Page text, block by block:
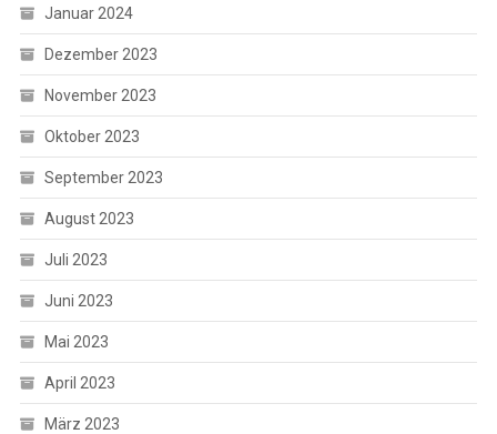
Januar 2024
Dezember 2023
November 2023
Oktober 2023
September 2023
August 2023
Juli 2023
Juni 2023
Mai 2023
April 2023
März 2023